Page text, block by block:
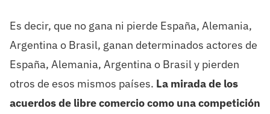
Es decir, que no gana ni pierde España, Alemania,
Argentina o Brasil, ganan determinados actores de
España, Alemania, Argentina o Brasil y pierden
otros de esos mismos países. La mirada de los
acuerdos de libre comercio como una competición